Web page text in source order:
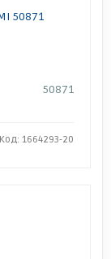
50871
50871
Код: 1664293-20